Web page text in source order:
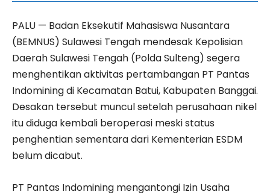
PALU — Badan Eksekutif Mahasiswa Nusantara
(BEMNUS) Sulawesi Tengah mendesak Kepolisian
Daerah Sulawesi Tengah (Polda Sulteng) segera
menghentikan aktivitas pertambangan PT Pantas
Indomining di Kecamatan Batui, Kabupaten Banggai.
Desakan tersebut muncul setelah perusahaan nikel
itu diduga kembali beroperasi meski status
penghentian sementara dari Kementerian ESDM
belum dicabut.
PT Pantas Indomining mengantongi Izin Usaha